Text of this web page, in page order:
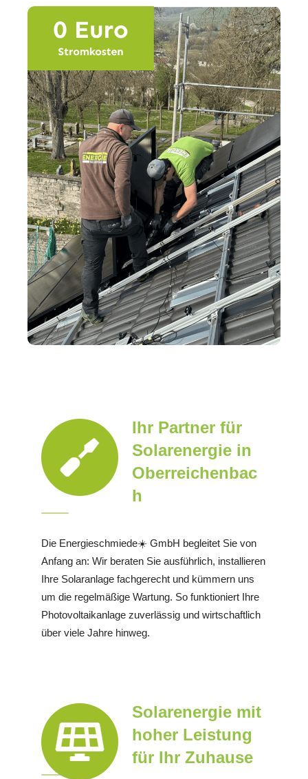
Ihr Partner für
Solarenergie in
Oberreichenbac
h
Die Energieschmiede☀️ GmbH begleitet Sie von
Anfang an: Wir beraten Sie ausführlich, installieren
Ihre Solaranlage fachgerecht und kümmern uns
um die regelmäßige Wartung. So funktioniert Ihre
Photovoltaikanlage zuverlässig und wirtschaftlich
über viele Jahre hinweg.
Solarenergie mit
hoher Leistung
für Ihr Zuhause